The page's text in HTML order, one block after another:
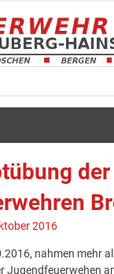
der
2016
nahmen mehr
Jugendfeuerwehen